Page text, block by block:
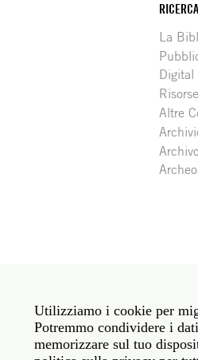
RICERCA
La
Risorse
Altre
media
Roma: Via Angelo
New York: 535 West
Utilizziamo i cookie per
Potremmo condividere i
memorizzare sul tuo